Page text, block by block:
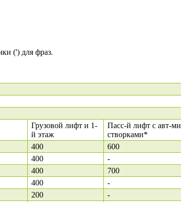
(') для фраз.
Грузовой лифт и 1-
й этаж
Пасс-й лифт с авт-ми
створками*
400 600
400 -
400 700
400 -
200 -